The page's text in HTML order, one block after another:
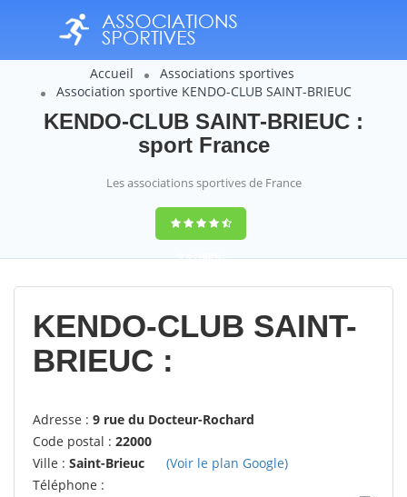
Accueil
Associations sportives
Association sportive KENDO-CLUB SAINT-BRIEUC
KENDO-CLUB SAINT-BRIEUC :
sport France
Les associations sportives de France
9,4(100%)
14358votes
KENDO-CLUB SAINT-
BRIEUC :
Adresse : 9 rue du Docteur-Rochard
Code postal : 22000
Ville : Saint-Brieuc
(Voir le plan Google)
Téléphone :